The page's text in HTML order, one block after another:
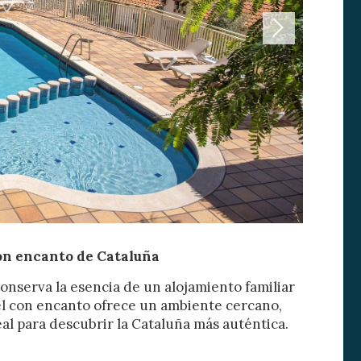
encanto de Cataluña
la esencia de un alojamiento familiar
encanto ofrece un ambiente cercano,
para descubrir la Cataluña más auténtica.
de
este
de
de uso